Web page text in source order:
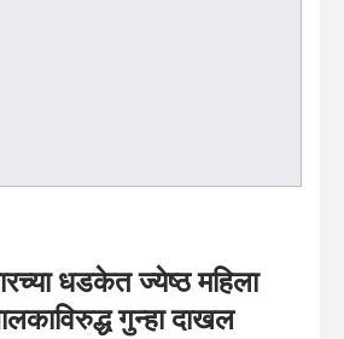
धडकेत ज्येष्ठ महिला
गुन्हा दाखल